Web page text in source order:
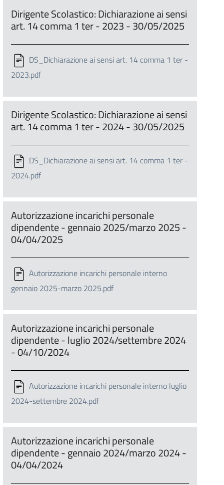
Dirigente Scolastico: Dichiarazione ai sensi
art. 14 comma 1 ter - 2023 - 30/05/2025
DS_Dichiarazione ai sensi art. 14 comma 1 ter -
2023.pdf
Dirigente Scolastico: Dichiarazione ai sensi
art. 14 comma 1 ter - 2024 - 30/05/2025
DS_Dichiarazione ai sensi art. 14 comma 1 ter -
2024.pdf
Autorizzazione incarichi personale
dipendente - gennaio 2025/marzo 2025 -
04/04/2025
Autorizzazione incarichi personale interno
gennaio 2025-marzo 2025.pdf
Autorizzazione incarichi personale
dipendente - luglio 2024/settembre 2024
- 04/10/2024
Autorizzazione incarichi personale interno luglio
2024-settembre 2024.pdf
Autorizzazione incarichi personale
dipendente - gennaio 2024/marzo 2024 -
04/04/2024